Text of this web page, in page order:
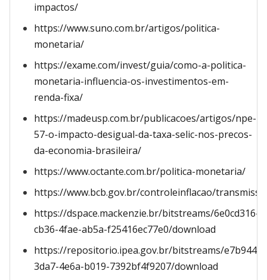
impactos/
https://www.suno.com.br/artigos/politica-
monetaria/
https://exame.com/invest/guia/como-a-politica-
monetaria-influencia-os-investimentos-em-
renda-fixa/
https://madeusp.com.br/publicacoes/artigos/npe-
57-o-impacto-desigual-da-taxa-selic-nos-precos-
da-economia-brasileira/
https://www.octante.com.br/politica-monetaria/
https://www.bcb.gov.br/controleinflacao/
https://dspace.mackenzie.br/bitstreams/6e0cd316-
cb36-4fae-ab5a-f25416ec77e0/download
https://repositorio.ipea.gov.br/bitstreams/
3da7-4e6a-b019-7392bf4f9207/download